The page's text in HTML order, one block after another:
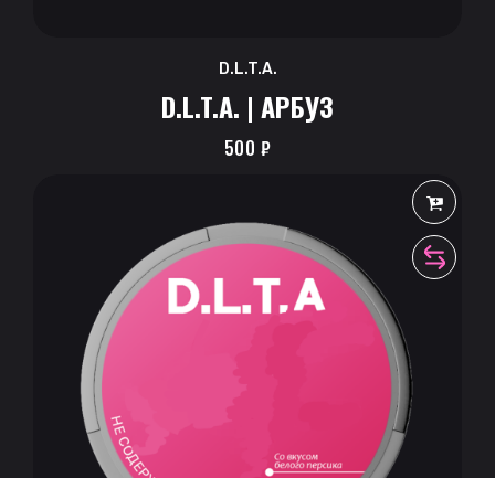
D.L.T.A.
D.L.T.A. | АРБУЗ
500 ₽